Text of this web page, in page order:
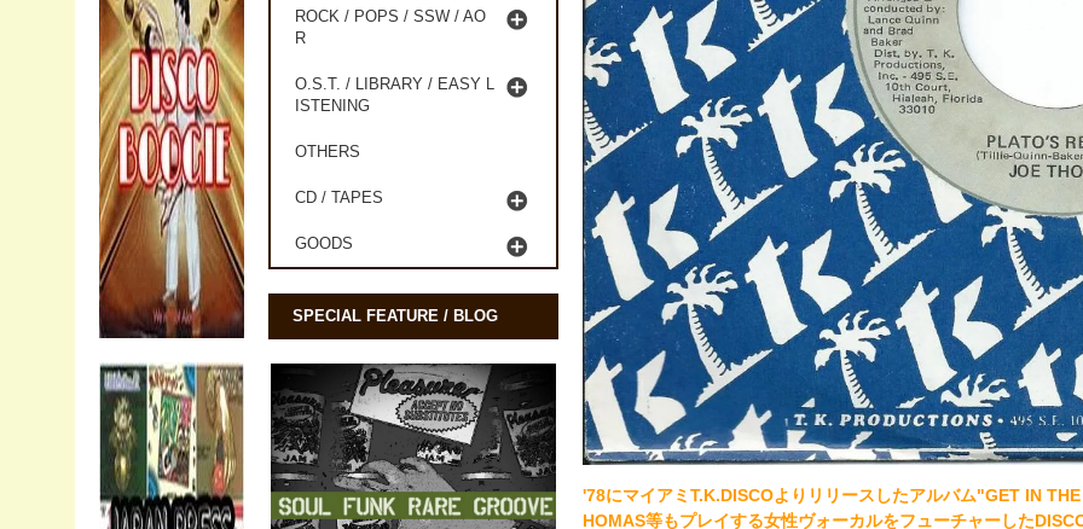
'78にマイアミT.K.DISCOよりリリースしたアルバム"GET IN
HOMAS等もプレイする女性ヴォーカルをフューチャーした
ROCK / POPS / SSW / AO
R
O.S.T. / LIBRARY / EASY L
ISTENING
OTHERS
CD / TAPES
GOODS
SPECIAL FEATURE / BLOG